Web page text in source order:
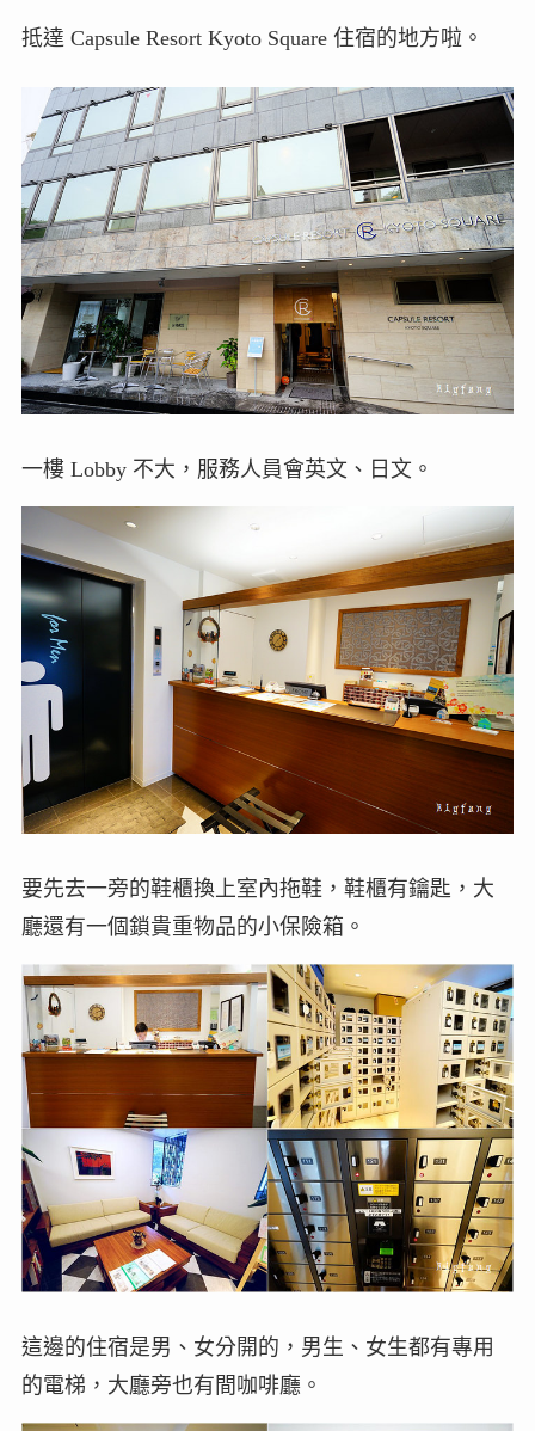
抵達 Capsule Resort Kyoto Square 住宿的地方啦。
一樓 Lobby 不大，服務人員會英文、日文。
要先去一旁的鞋櫃換上室內拖鞋，鞋櫃有鑰匙，大
廳還有一個鎖貴重物品的小保險箱。
這邊的住宿是男、女分開的，男生、女生都有專用
的電梯，大廳旁也有間咖啡廳。